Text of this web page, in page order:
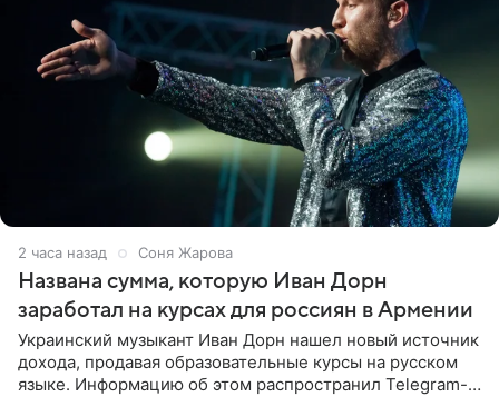
2 часа назад Соня Жарова
Названа сумма, которую Иван Дорн
заработал на курсах для россиян в Армении
Украинский музыкант Иван Дорн нашел новый источник
дохода, продавая образовательные курсы на русском
языке. Информацию об этом распространил Telegram-